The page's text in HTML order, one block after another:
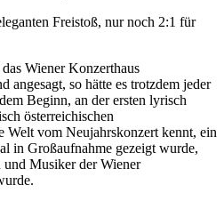
Freistoß, nur noch 2:1 für
Wiener Konzerthaus
angesagt, so hätte es trotzdem jeder
Beginn, an der ersten lyrisch
österreichischen
Welt vom Neujahrskonzert kennt, ein
in Großaufnahme gezeigt wurde,
und Musiker der Wiener